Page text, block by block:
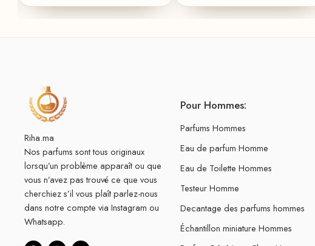
Riha.ma
Nos parfums sont tous originaux
lorsqu’un problème apparaît ou que
vous n’avez pas trouvé ce que vous
cherchiez s’il vous plaît parlez-nous
dans notre compte via Instagram ou
Whatsapp.
Pour Hommes:
Parfums Hommes
Eau de parfum Homme
Eau de Toilette Hommes
Testeur Homme
Decantage des parfums hommes
Échantillon miniature Hommes